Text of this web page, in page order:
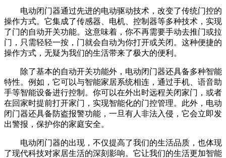
电动闭门器通过先进的电动驱动技术，改变了传统门控的
操作方式。它集成了传感器、电机、控制器等多种技术，实现
了门的自动开关功能。这意味着，你不再需要手动去推门或拉
门，只需轻轻一按，门就会自动为你打开或关闭。这种便捷的
操作方式，无疑为我们的生活带来了极大的便利。
除了基本的自动开关功能外，电动闭门器还具备多种智能
特性。例如，它可以与智能家居系统相连，通过手机、语音助
手等智能设备进行控制。你可以在外出时远程关闭家门，或者
在回家时提前打开家门，实现智能化的门控管理。此外，电动
闭门器还具备防盗报警功能，一旦有人非法入侵，它会立即发
出警报，保护你的家庭安全。
电动闭门器的出现，不仅提高了我们的生活品质，也体现
了现代科技对家居生活的深刻影响。它让我们的生活更加智能